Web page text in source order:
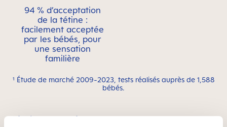
94 % d’acceptation
de la tétine :
facilement acceptée
par les bébés, pour
une sensation
familière
¹ Étude de marché 2009-2023, tests réalisés auprès de 1,588
bébés.
Vidéos produits